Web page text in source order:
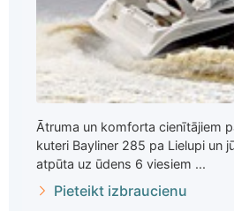
Ātruma un komforta cienītājiem
kuteri Bayliner 285 pa Lielupi un
atpūta uz ūdens 6 viesiem ...
Pieteikt izbraucienu